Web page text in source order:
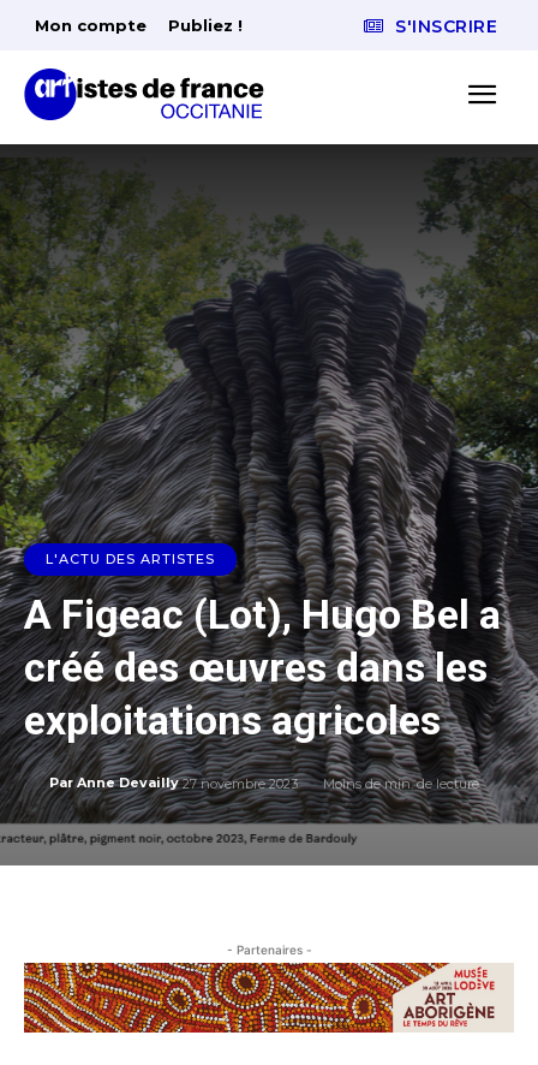
Mon compte Publiez ! S'INSCRIRE
L'ACTU DES ARTISTES
A Figeac (Lot), Hugo Bel a
créé des œuvres dans les
exploitations agricoles
Par Anne Devailly 27 novembre 2023 Moins demin. de lecture
- Partenaires -